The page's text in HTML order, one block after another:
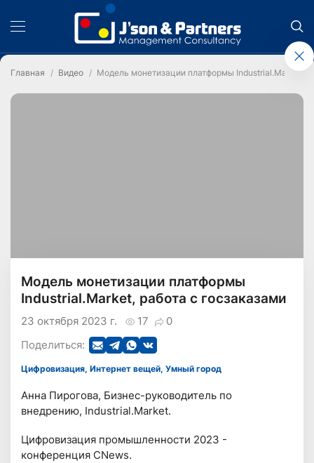
Главная Видео Модель монетизации платформы Industrial.Market,
Модель монетизации платформы
Industrial.Market, работа с госзаказами
17 0
23 октября 2023 г.
Поделиться:
Цифровизация, Интернет вещей, Умный город
Анна Пирогова, Бизнес-руководитель по
внедрению, Industrial.Market.
Цифровизация промышленности 2023 -
конференция CNews.